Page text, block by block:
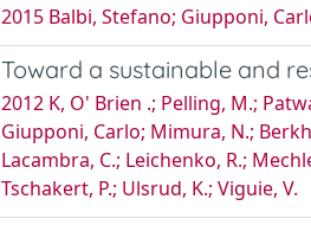
2015 Balbi, Stefano; Giupponi,
Toward a sustainable and
2012 K, O' Brien .; Pelling, M.;
Giupponi, Carlo; Mimura, N.;
Lacambra, C.; Leichenko, R.;
Tschakert, P.; Ulsrud, K.; Viguie, V.